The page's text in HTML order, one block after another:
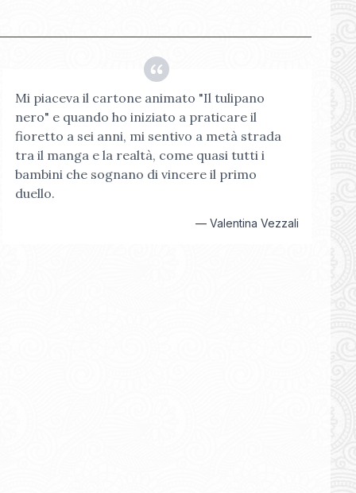
Mi piaceva il cartone animato "Il tulipano
nero" e quando ho iniziato a praticare il
fioretto a sei anni, mi sentivo a metà strada
tra il manga e la realtà, come quasi tutti i
bambini che sognano di vincere il primo
duello.
— Valentina Vezzali